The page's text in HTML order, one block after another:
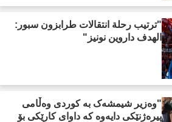
"ترتيب رحلة انتقالات طرابزون سبور:
الهدف داروين نونيز"
"وەزیر شیمشەک بە کوردی وەڵامی
پیرەژنێکی دایەوە کە داوای کارێکی بۆ